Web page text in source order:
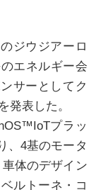
ジウジアーロ
エネルギー会
サーとしてク
発表した。
プラッ
、4基のモータ
体のデザイン
ルトーネ・コ